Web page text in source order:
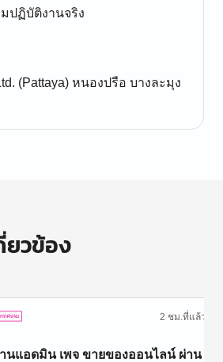
ปฏิบัติงานจริง
(Pattaya) หนองปรือ บางละมุง
ยวข้อง
2 ชม.ที่แล้ว
นแอดมิน เพจ ขายของออนไลน์ ผ่าน